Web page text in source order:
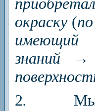
окраску (
имеющий
знаний
→
2. Мы